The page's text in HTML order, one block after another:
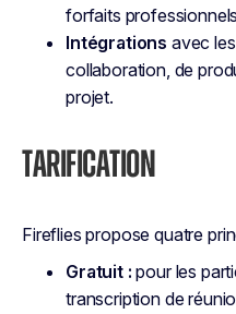
forfaits
Intégrations avec
collaboration, de
projet.
TARIFICATION
Fireflies propose quatre
Gratuit : pour les
transcription de